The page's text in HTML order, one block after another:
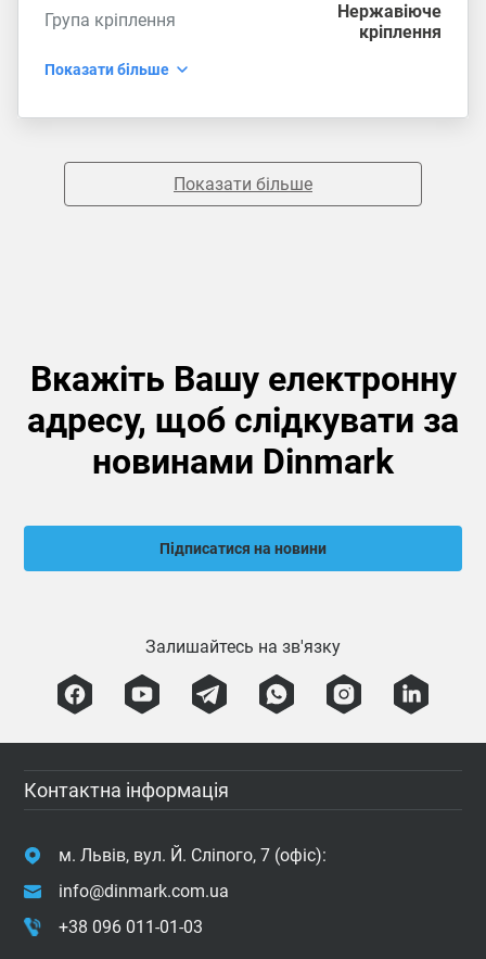
Група кріплення
Нержавіюче
кріплення
Показати більше
Показати більше
Вкажіть Вашу електронну
адресу, щоб слідкувати за
новинами Dinmark
Підписатися на новини
Залишайтесь на зв'язку
Контактна інформація
м. Львів, вул. Й. Сліпого, 7 (офіс):
info@dinmark.com.ua
+38 096 011-01-03